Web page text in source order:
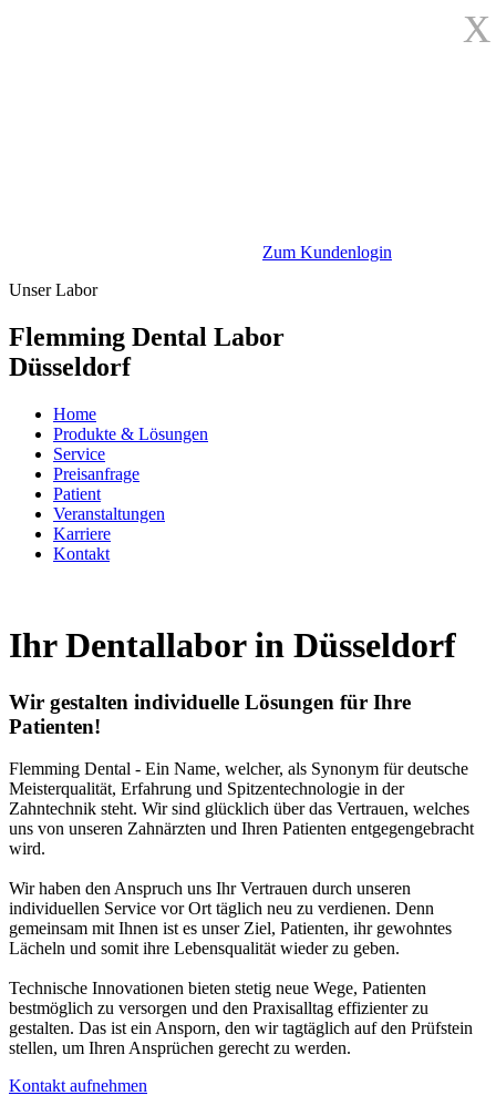
Zum Kundenlogin
Unser Labor
Flemming Dental Labor
Düsseldorf
Home
Produkte & Lösungen
Service
Preisanfrage
Patient
Veranstaltungen
Karriere
Kontakt
Ihr Dentallabor in Düsseldorf
Wir gestalten individuelle Lösungen für Ihre
Patienten!
Flemming Dental - Ein Name, welcher, als Synonym für deutsche
Meisterqualität, Erfahrung und Spitzentechnologie in der
Zahntechnik steht. Wir sind glücklich über das Vertrauen, welches
uns von unseren Zahnärzten und Ihren Patienten entgegengebracht
wird.
Wir haben den Anspruch uns Ihr Vertrauen durch unseren
individuellen Service vor Ort täglich neu zu verdienen. Denn
gemeinsam mit Ihnen ist es unser Ziel, Patienten, ihr gewohntes
Lächeln und somit ihre Lebensqualität wieder zu geben.
Technische Innovationen bieten stetig neue Wege, Patienten
bestmöglich zu versorgen und den Praxisalltag effizienter zu
gestalten. Das ist ein Ansporn, den wir tagtäglich auf den Prüfstein
stellen, um Ihren Ansprüchen gerecht zu werden.
Kontakt aufnehmen
X